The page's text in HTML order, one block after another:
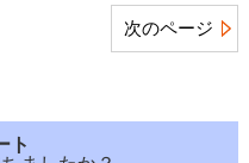
次のページ
ト